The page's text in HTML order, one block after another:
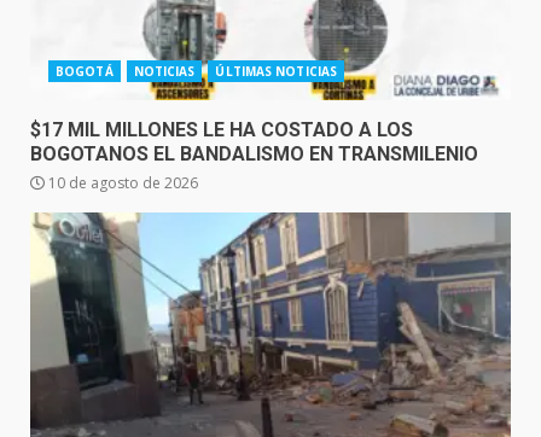
BOGOTÁ NOTICIAS ÚLTIMAS NOTICIAS
$17 MIL MILLONES LE HA COSTADO A LOS
BOGOTANOS EL BANDALISMO EN TRANSMILENIO
10 de agosto de 2026